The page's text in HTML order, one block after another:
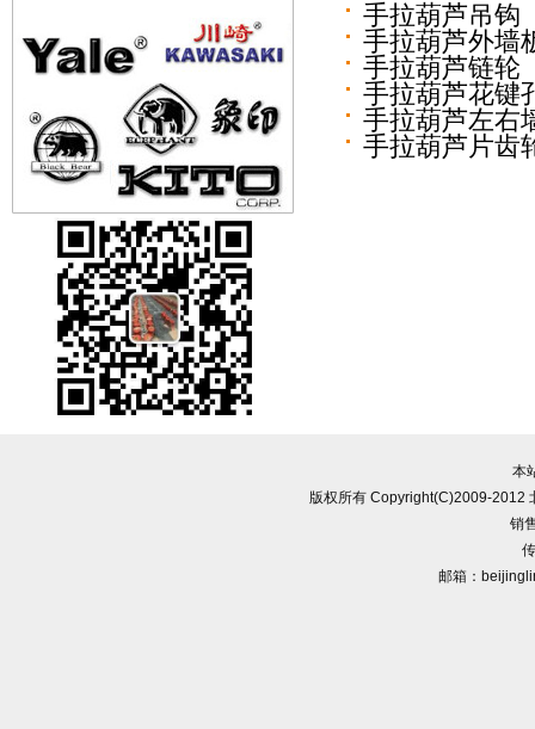
手拉葫芦吊钩
手拉葫芦外墙
手拉葫芦链轮
手拉葫芦花键
手拉葫芦左右
手拉葫芦片齿
本
版权所有 Copyright(C)2009-2012
销
邮箱：